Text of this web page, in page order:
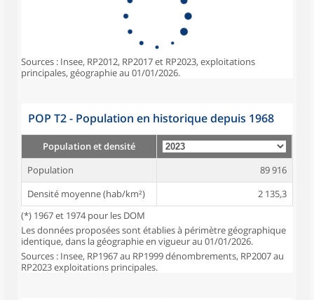
Sources : Insee, RP2012, RP2017 et RP2023, exploitations
principales, géographie au 01/01/2026.
POP T2 - Population en historique depuis 1968
Population et densité
Population
89 916
Densité moyenne (hab/km²)
2 135,3
(*) 1967 et 1974 pour les DOM
Les données proposées sont établies à périmètre géographique
identique, dans la géographie en vigueur au 01/01/2026.
Sources : Insee, RP1967 au RP1999 dénombrements, RP2007 au
RP2023 exploitations principales.